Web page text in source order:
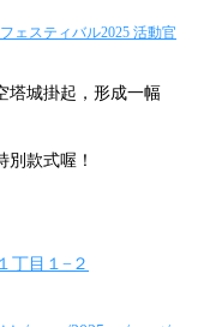
ェスティバル2025 活動官
塔城掛起，形成一幅
款式喔！
丁目１−２